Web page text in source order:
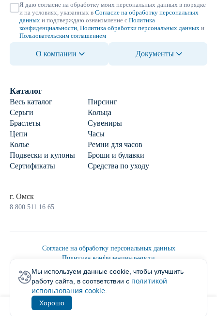
1
Я даю согласие на обработку моих персональных данных в порядке
и на условиях, указанных в Согласие на обработку персональных
данных и подтверждаю ознакомление с Политика
конфиденциальности Политика обработки персональных данных и
Пользовательским соглашением
О компании Документы
Каталог
Весь каталог
Пирсинг
Серьги
Кольца
Браслеты
Сувениры
Цепи
Часы
Колье
Ремни для часов
Подвески и кулоны
Броши и булавки
Сертификаты
Средства по уходу
г. Омск
8 800 511 16 65
Согласие на обработку персональных данных
Политика конфиденциальности
Политика обработки персональных данных
Пользовательским соглашением
2026 © Ювелирторг
Мы используем данные cookie, чтобы улучшить
работу сайта, в соответствии с политикой
использования cookie
Хорошо